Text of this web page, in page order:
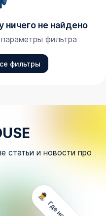
ничего не найдено
фильтра
фильтры
статьи и новости про